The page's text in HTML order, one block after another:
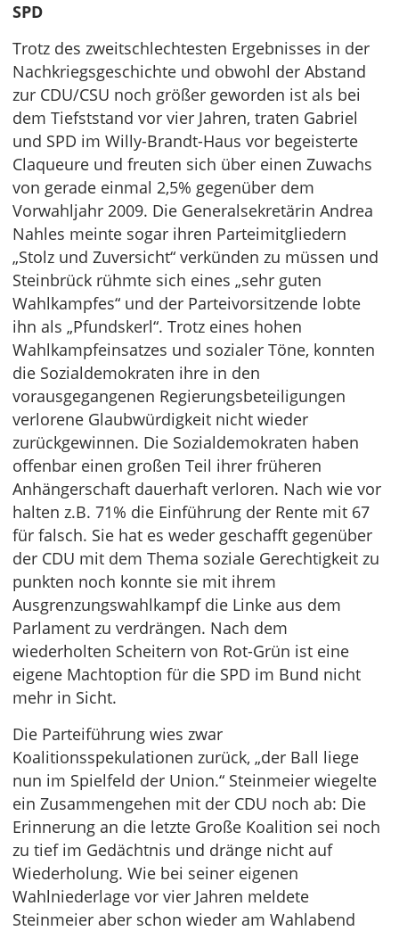
SPD
Trotz des zweitschlechtesten Ergebnisses in der
Nachkriegsgeschichte und obwohl der Abstand
zur CDU/CSU noch größer geworden ist als bei
dem Tiefststand vor vier Jahren, traten Gabriel
und SPD im Willy-Brandt-Haus vor begeisterte
Claqueure und freuten sich über einen Zuwachs
von gerade einmal 2,5% gegenüber dem
Vorwahljahr 2009. Die Generalsekretärin Andrea
Nahles meinte sogar ihren Parteimitgliedern
„Stolz und Zuversicht“ verkünden zu müssen und
Steinbrück rühmte sich eines „sehr guten
Wahlkampfes“ und der Parteivorsitzende lobte
ihn als „Pfundskerl“. Trotz eines hohen
Wahlkampfeinsatzes und sozialer Töne, konnten
die Sozialdemokraten ihre in den
vorausgegangenen Regierungsbeteiligungen
verlorene Glaubwürdigkeit nicht wieder
zurückgewinnen. Die Sozialdemokraten haben
offenbar einen großen Teil ihrer früheren
Anhängerschaft dauerhaft verloren. Nach wie vor
halten z.B. 71% die Einführung der Rente mit 67
für falsch. Sie hat es weder geschafft gegenüber
der CDU mit dem Thema soziale Gerechtigkeit zu
punkten noch konnte sie mit ihrem
Ausgrenzungswahlkampf die Linke aus dem
Parlament zu verdrängen. Nach dem
wiederholten Scheitern von Rot-Grün ist eine
eigene Machtoption für die SPD im Bund nicht
mehr in Sicht.
Die Parteiführung wies zwar
Koalitionsspekulationen zurück, „der Ball liege
nun im Spielfeld der Union.“ Steinmeier wiegelte
ein Zusammengehen mit der CDU noch ab: Die
Erinnerung an die letzte Große Koalition sei noch
zu tief im Gedächtnis und dränge nicht auf
Wiederholung. Wie bei seiner eigenen
Wahlniederlage vor vier Jahren meldete
Steinmeier aber schon wieder am Wahlabend